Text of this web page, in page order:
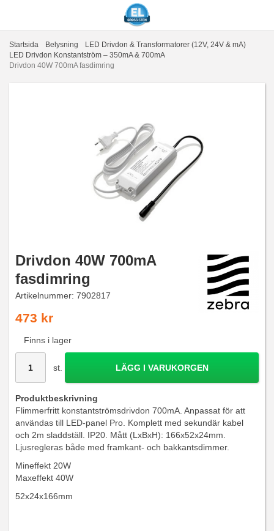
Startsida Belysning
LED Drivdon & Transformatorer (12V, 24V & mA)
LED Drivdon Konstantström – 350mA & 700mA
Drivdon 40W 700mA fasdimring
Drivdon 40W 700mA
fasdimring
Artikelnummer: 7902817
473 kr
Finns i lager
st. LÄGG I VARUKORGEN
Produktbeskrivning
Flimmerfritt konstantströmsdrivdon 700mA. Anpassat för att
användas till LED-panel Pro. Komplett med sekundär kabel
och 2m sladdställ. IP20. Mått (LxBxH): 166x52x24mm.
Ljusregleras både med framkant- och bakkantsdimmer.
Mineffekt 20W
Maxeffekt 40W
52x24x166mm